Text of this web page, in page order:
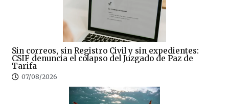
Sin correos, sin Registro Civil y sin expedientes:
CSIF denuncia el colapso del Juzgado de Paz de
Tarifa
07/08/2026